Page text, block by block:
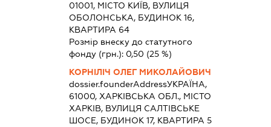
01001, МІСТО КИЇВ, ВУЛИЦЯ
ОБОЛОНСЬКА, БУДИНОК 16,
КВАРТИРА 64
Розмір внеску до статутного
фонду (грн.): 0,50 (25 %)
КОРНІЛІЧ ОЛЕГ МИКОЛАЙОВИЧ
dossier.founderAddressУКРАЇНА,
61000, ХАРКІВСЬКА ОБЛ., МІСТО
ХАРКІВ, ВУЛИЦЯ САЛТІВСЬКЕ
ШОСЕ, БУДИНОК 17, КВАРТИРА 5